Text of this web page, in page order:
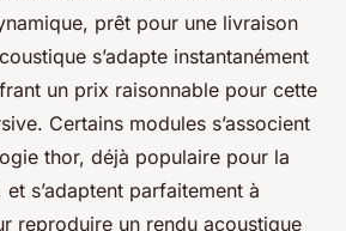
prêt pour une livraison
s’adapte instantanément
un prix raisonnable pour cette
Certains modules s’associent
thor, déjà populaire pour la
s’adaptent parfaitement à
reproduire un rendu acoustique